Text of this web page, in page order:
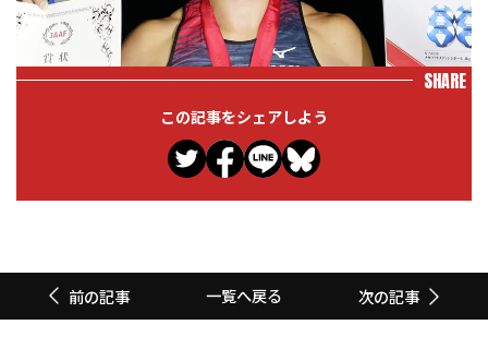
SHARE
この記事をシェアしよう
前の記事 一覧へ戻る 次の記事